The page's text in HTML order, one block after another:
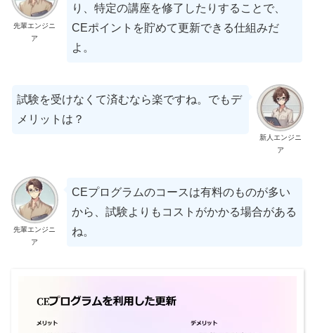
先輩エンジニ
ア
り、特定の講座を修了したりすることで、
CEポイントを貯めて更新できる仕組みだ
よ。
新人エンジニ
ア
試験を受けなくて済むなら楽ですね。でもデ
メリットは？
先輩エンジニ
ア
CEプログラムのコースは有料のものが多い
から、試験よりもコストがかかる場合がある
ね。